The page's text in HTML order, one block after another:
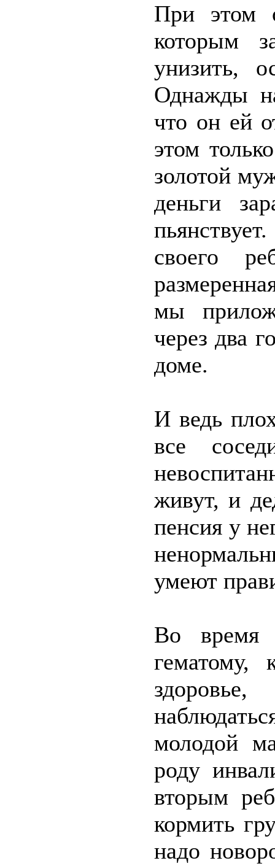
При этом
которым
унизить,
Однажды
что он ей
этом
золотой
деньги
своего
мы
через два
доме.
И ведь
все
живут, и
пенсия у
умеют
Во время
гематому,
молодой
роду
вторым
кормить
надо